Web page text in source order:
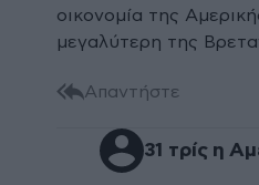
οικονομία της
μεγαλύτερη της
Απαντήστε
31 τρίς η